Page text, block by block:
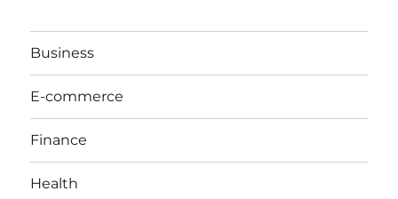
Business
E-commerce
Finance
Health